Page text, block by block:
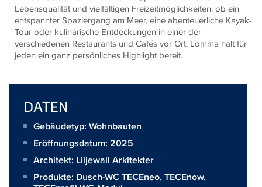
Lebensqualität und vielfältigen Freizeitmöglichkeiten: ob ein
entspannter Spaziergang am Meer, eine abenteuerliche Kayak-
Tour oder kulinarische Entdeckungen in einer der
verschiedenen Restaurants und Cafés vor Ort. Lomma hält für
jeden ein ganz persönliches Highlight bereit.
DATEN
Gebäudetyp: Wohnbauten
Eröffnungsdatum: 2025
Architekt: Liljewall Arkitekter
Produkte: Dusch-WC TECEneo,TECEnow,